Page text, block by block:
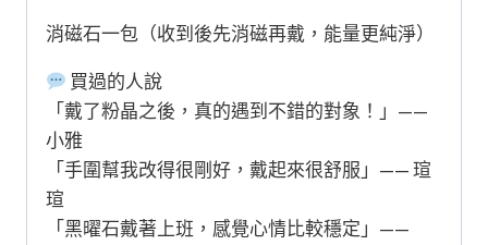
消磁石一包（收到後先消磁再戴，能量更純淨）
買過的人說
「戴了粉晶之後，真的遇到不錯的對象！」——
小雅
「手圍幫我改得很剛好，戴起來很舒服」—— 瑄
瑄
「黑曜石戴著上班，感覺心情比較穩定」——